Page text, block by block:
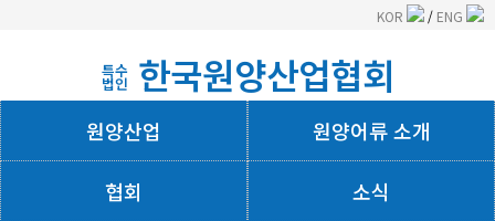
KOR / ENG
특수
법인 한국원양산업협회
원양산업 원양어류 소개
협회 소식